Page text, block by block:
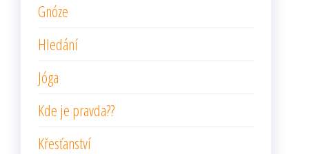
Gnóze
Hledání
Jóga
Kde je pravda??
Křesťanství